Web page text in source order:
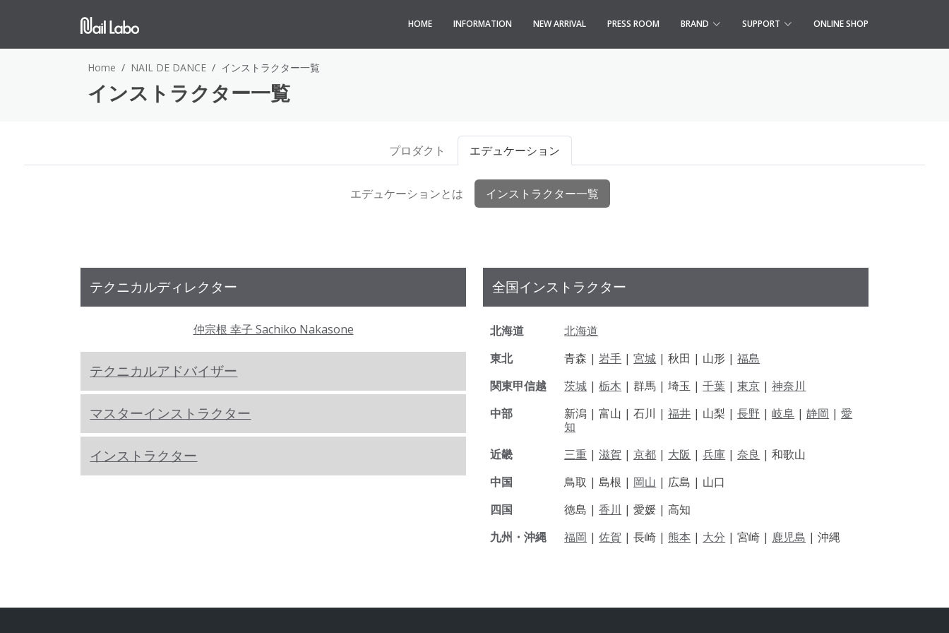
HOME INFORMATION NEW ARRIVAL PRESS ROOM BRAND SUPPORT ONLINE SHOP
Home NAIL DE DANCE インストラクター一覧
インストラクター一覧
プロダクト エデュケーション
エデュケーションとは インストラクター一覧
テクニカルディレクター
仲宗根 幸子 Sachiko Nakasone
テクニカルアドバイザー
マスターインストラクター
インストラクター
全国インストラクター
北海道
北海道
東北
青森 |岩手 |宮城 | 秋田 | 山形 |福島
関東甲信越
茨城 |栃木 | 群馬 | 埼玉 |千葉 |東京 |神奈川
中部
新潟 |富山 |石川 |福井 | 山梨 |長野 |岐阜 |静岡 |愛
知
近畿
三重 |滋賀 |京都 | 大阪 |兵庫 |奈良 |和歌山
中国
鳥取 |島根 | 岡山 | 広島 | 山口
四国
徳島 |香川 |愛媛 |高知
九州・沖縄
福岡 |佐賀 |長崎 | 熊本 | 大分 |宮崎 | 鹿児島 |沖縄